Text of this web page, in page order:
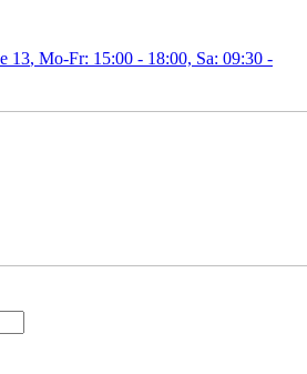
13, Mo-Fr: 15:00 - 18:00, Sa: 09:30 -